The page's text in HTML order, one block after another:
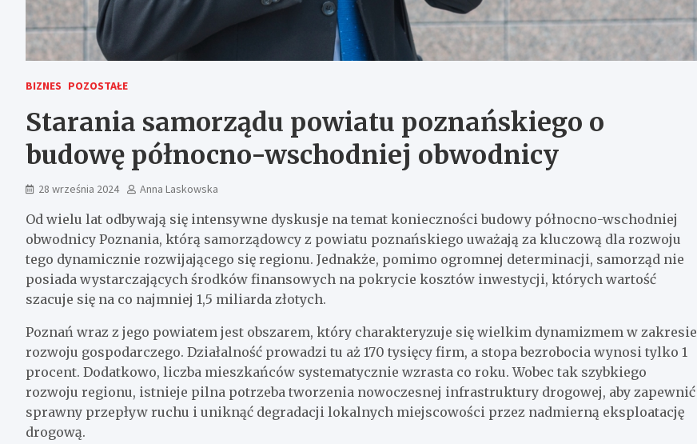
BIZNES POZOSTAŁE
Starania samorządu powiatu poznańskiego o
budowę północno-wschodniej obwodnicy
28 września 2024 Anna Laskowska
Od wielu lat odbywają się intensywne dyskusje na temat konieczności budowy północno-wschodniej
obwodnicy Poznania, którą samorządowcy z powiatu poznańskiego uważają za kluczową dla rozwoju
tego dynamicznie rozwijającego się regionu. Jednakże, pomimo ogromnej determinacji, samorząd nie
posiada wystarczających środków finansowych na pokrycie kosztów inwestycji, których wartość
szacuje się na co najmniej 1,5 miliarda złotych.
Poznań wraz z jego powiatem jest obszarem, który charakteryzuje się wielkim dynamizmem w zakresie
rozwoju gospodarczego. Działalność prowadzi tu aż 170 tysięcy firm, a stopa bezrobocia wynosi tylko 1
procent. Dodatkowo, liczba mieszkańców systematycznie wzrasta co roku. Wobec tak szybkiego
rozwoju regionu, istnieje pilna potrzeba tworzenia nowoczesnej infrastruktury drogowej, aby zapewnić
sprawny przepływ ruchu i uniknąć degradacji lokalnych miejscowości przez nadmierną eksploatację
drogową.